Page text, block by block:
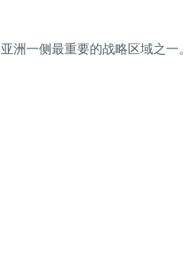
洲一侧最重要的战略区域之